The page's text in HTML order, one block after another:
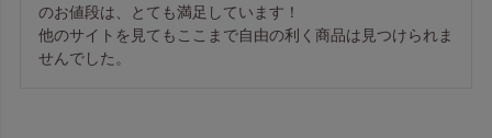
のお値段は、とても満足しています！
他のサイトを見てもここまで自由の利く商品は見つけられま
せんでした。